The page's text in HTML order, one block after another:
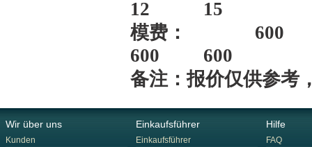
12 15
模费：
600 600
备注：报价仅供参考
Wir über uns
Kunden
Einkaufsführer
Einkaufsführer
Hilfe
FAQ